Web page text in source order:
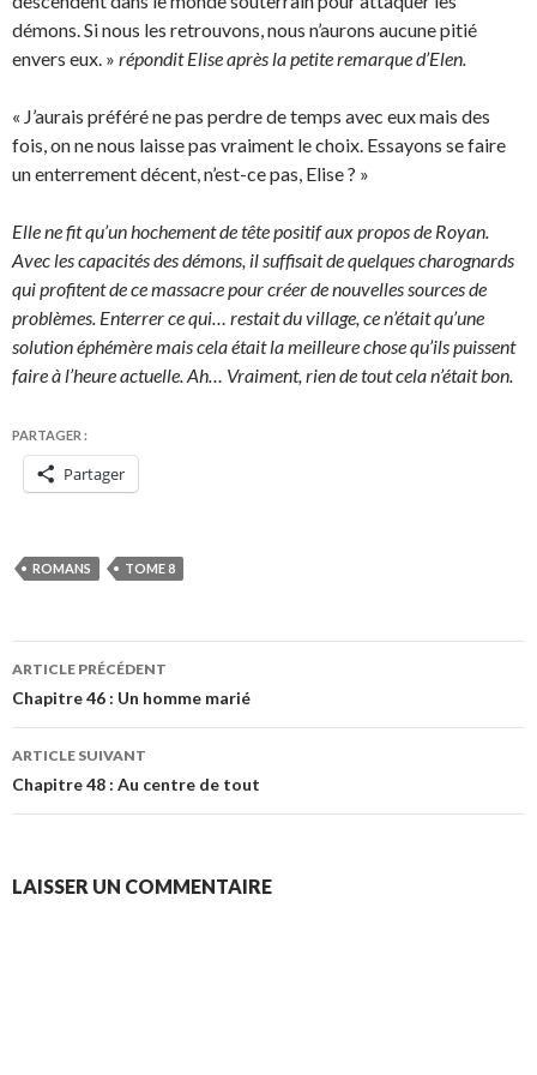
démons. Si nous les retrouvons, nous n’aurons aucune pitié
envers eux. » répondit Elise après la petite remarque d’Elen.
« J’aurais préféré ne pas perdre de temps avec eux mais des
fois, on ne nous laisse pas vraiment le choix. Essayons se faire
un enterrement décent, n’est-ce pas, Elise ? »
Elle ne fit qu’un hochement de tête positif aux propos de Royan.
Avec les capacités des démons, il suffisait de quelques charognards
qui profitent de ce massacre pour créer de nouvelles sources de
problèmes. Enterrer ce qui… restait du village, ce n’était qu’une
solution éphémère mais cela était la meilleure chose qu’ils puissent
faire à l’heure actuelle. Ah… Vraiment, rien de tout cela n’était bon.
PARTAGER :
Partager
ROMANS TOME 8
Navigation
des
articles
ARTICLE PRÉCÉDENT
Chapitre 46 : Un homme marié
ARTICLE SUIVANT
Chapitre 48 : Au centre de tout
LAISSER UN COMMENTAIRE